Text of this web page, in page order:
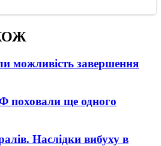
можливість завершення
поховали ще одного
Наслідки вибуху в